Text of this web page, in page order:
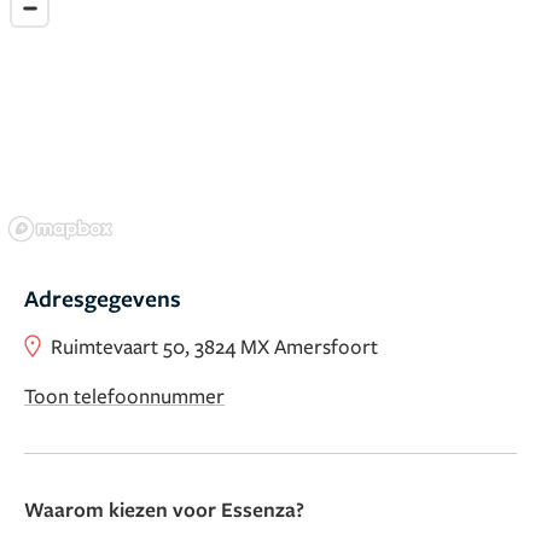
Adresgegevens
Ruimtevaart 50, 3824 MX Amersfoort
Toon telefoonnummer
Waarom kiezen voor Essenza?